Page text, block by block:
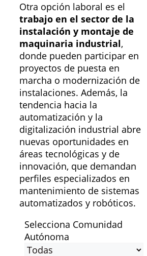
Otra opción laboral es el
trabajo en el sector de la
instalación y montaje de
maquinaria industrial,
donde pueden participar en
proyectos de puesta en
marcha o modernización de
instalaciones. Además, la
tendencia hacia la
automatización y la
digitalización industrial abre
nuevas oportunidades en
áreas tecnológicas y de
innovación, que demandan
perfiles especializados en
mantenimiento de sistemas
automatizados y robóticos.
Selecciona Comunidad
Autónoma